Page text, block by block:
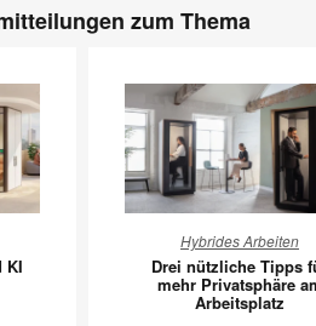
zum Thema
KI
nützliche
Tipps
für
Hybrides Arbeiten
Drei nützliche Tipps
mehr Privatsphäre
Arbeitsplatz